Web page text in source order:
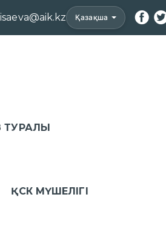
Қазақша
ТУРАЛЫ
ҚСК МҮШЕЛІГІ